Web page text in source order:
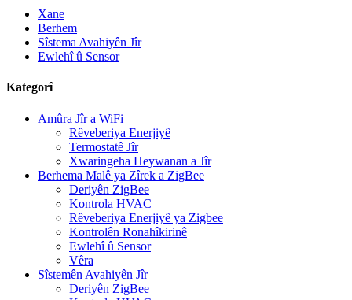
Xane
Berhem
Sîstema Avahiyên Jîr
Ewlehî û Sensor
Kategorî
Amûra Jîr a WiFi
Rêveberiya Enerjiyê
Termostatê Jîr
Xwaringeha Heywanan a Jîr
Berhema Malê ya Zîrek a ZigBee
Deriyên ZigBee
Kontrola HVAC
Rêveberiya Enerjiyê ya Zigbee
Kontrolên Ronahîkirinê
Ewlehî û Sensor
Vêra
Sîstemên Avahiyên Jîr
Deriyên ZigBee